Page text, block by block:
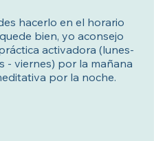
hacerlo en el horario
bien, yo aconsejo
activadora (lunes-
- viernes) por la mañana
por la noche.